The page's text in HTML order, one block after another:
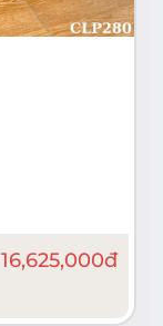
16,625,000đ